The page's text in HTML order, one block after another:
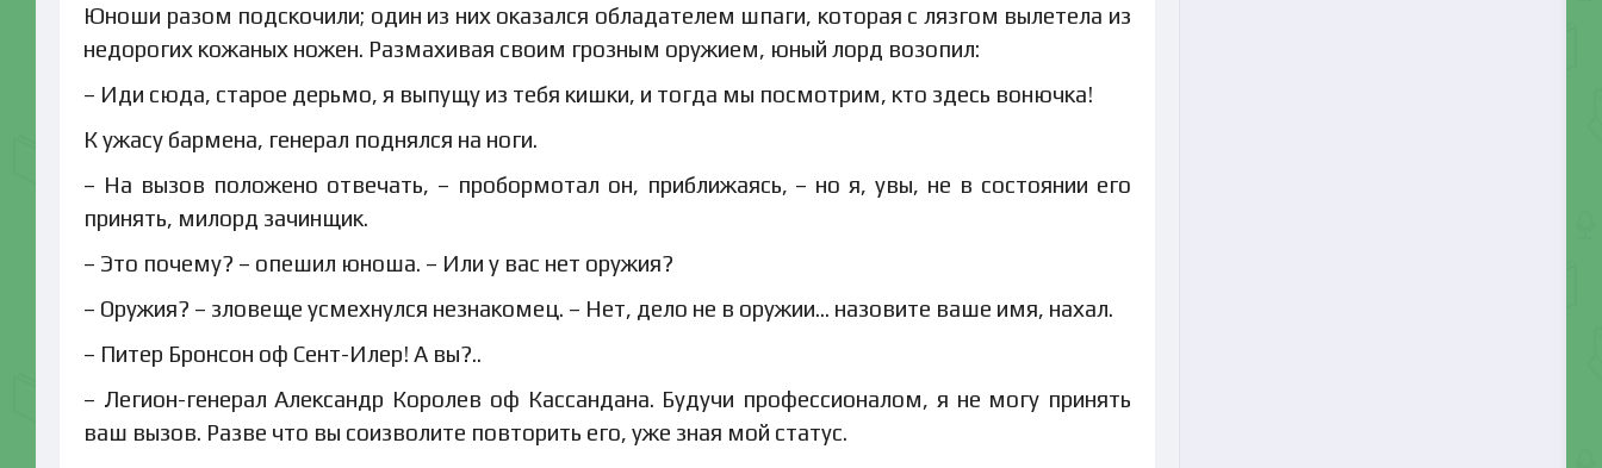
Юноши разом подскочили; один из них оказался обладателем шпаги, которая с лязгом вылетела из
недорогих кожаных ножен. Размахивая своим грозным оружием, юный лорд возопил:
– Иди сюда, старое дерьмо, я выпущу из тебя кишки, и тогда мы посмотрим, кто здесь вонючка!
К ужасу бармена, генерал поднялся на ноги.
– На вызов положено отвечать, – пробормотал он, приближаясь, – но я, увы, не в состоянии его
принять, милорд зачинщик.
– Это почему? – опешил юноша. – Или у вас нет оружия?
– Оружия? – зловеще усмехнулся незнакомец. – Нет, дело не в оружии… назовите ваше имя, нахал.
– Питер Бронсон оф Сент-Илер! А вы?..
– Легион-генерал Александр Королев оф Кассандана. Будучи профессионалом, я не могу принять
ваш вызов. Разве что вы соизволите повторить его, уже зная мой статус.